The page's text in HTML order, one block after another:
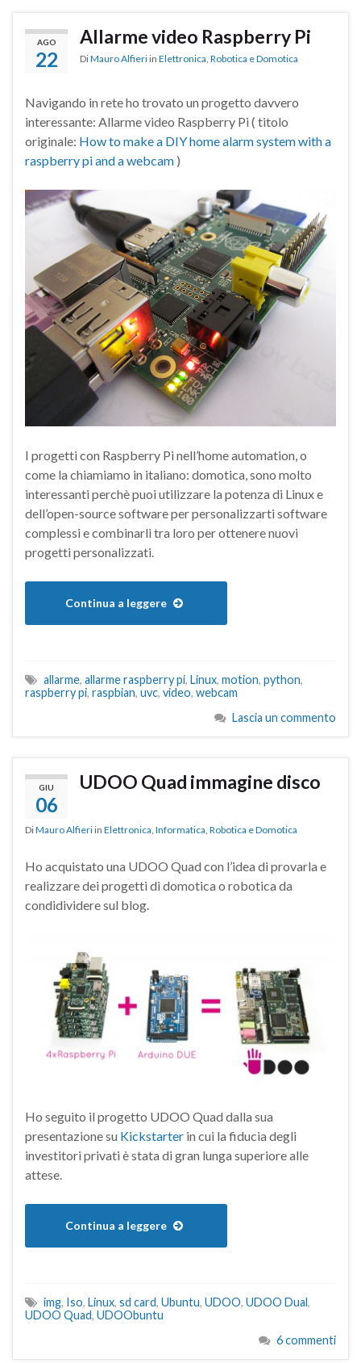
AGO
22
Allarme video Raspberry Pi
DiMauro Alfieri in Elettronica, Robotica e Domotica
Navigando in rete ho trovato un progetto davvero
interessante: Allarme video Raspberry Pi ( titolo
originale: How to make a DIY home alarm system with a
raspberry pi and a webcam )
I progetti con Raspberry Pi nell’home automation, o
come la chiamiamo in italiano: domotica, sono molto
interessanti perchè puoi utilizzare la potenza di Linux e
dell’open-source software per personalizzarti software
complessi e combinarli tra loro per ottenere nuovi
progetti personalizzati.
Continua a leggere
allarme, allarme raspberry pi, Linux, motion, python,
raspberry pi, raspbian, uvc, video, webcam
Lascia un commento
GIU
06
UDOO Quad immagine disco
DiMauro Alfieri in Elettronica, Informatica, Robotica e Domotica
Ho acquistato una UDOO Quad con l’idea di provarla e
realizzare dei progetti di domotica o robotica da
condidividere sul blog.
Ho seguito il progetto UDOO Quad dalla sua
presentazione su Kickstarter in cui la fiducia degli
investitori privati è stata di gran lunga superiore alle
attese.
Continua a leggere
img, Iso, Linux, sd card, Ubuntu, UDOO, UDOO Dual,
UDOO Quad, UDOObuntu
6 commenti